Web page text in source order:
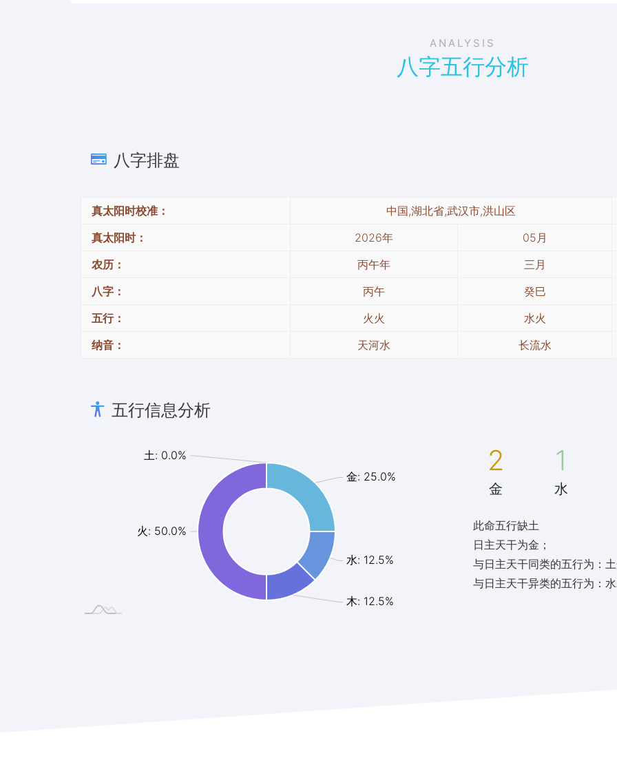
ANALYSIS
八字五行分析
八字排盘
真太阳时校准：
中国,湖北省,武汉市,洪山区
真太阳时：
2026年
05月
农历：
丙午年
三月
八字：
丙午
癸巳
五行：
火火
水火
纳音：
天河水 长流水
五行信息分析
金: 25.0%
水: 12.5%
木: 12.5%
火: 50.0%
土: 0.0% 2
金
1
水
此命五行缺土
日主天干为金；
与日主天干同类的五行为：
与日主天干异类的五行为：